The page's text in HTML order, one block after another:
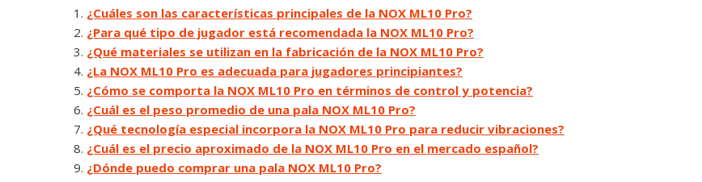
¿Cuáles son las características principales de la NOX ML10 Pro?
¿Para qué tipo de jugador está recomendada la NOX ML10 Pro?
¿Qué materiales se utilizan en la fabricación de la NOX ML10 Pro?
¿La NOX ML10 Pro es adecuada para jugadores principiantes?
¿Cómo se comporta la NOX ML10 Pro en términos de control y potencia?
¿Cuál es el peso promedio de una pala NOX ML10 Pro?
¿Qué tecnología especial incorpora la NOX ML10 Pro para reducir vibraciones?
¿Cuál es el precio aproximado de la NOX ML10 Pro en el mercado español?
¿Dónde puedo comprar una pala NOX ML10 Pro?